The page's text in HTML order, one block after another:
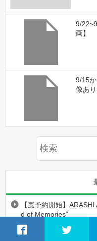
9/
画】
9/15
像あり
【嵐予約開始】
d of Memories”
This is 嵐 DVD・ブルー